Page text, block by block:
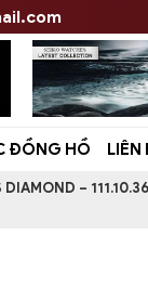
ĐỒNG HỒ LIÊN
–